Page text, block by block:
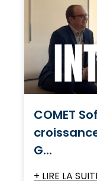
COMET
G...
+ LIRE LA